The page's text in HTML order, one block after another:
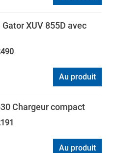
XUV 855D avec
Au produit
Chargeur compact
Au produit